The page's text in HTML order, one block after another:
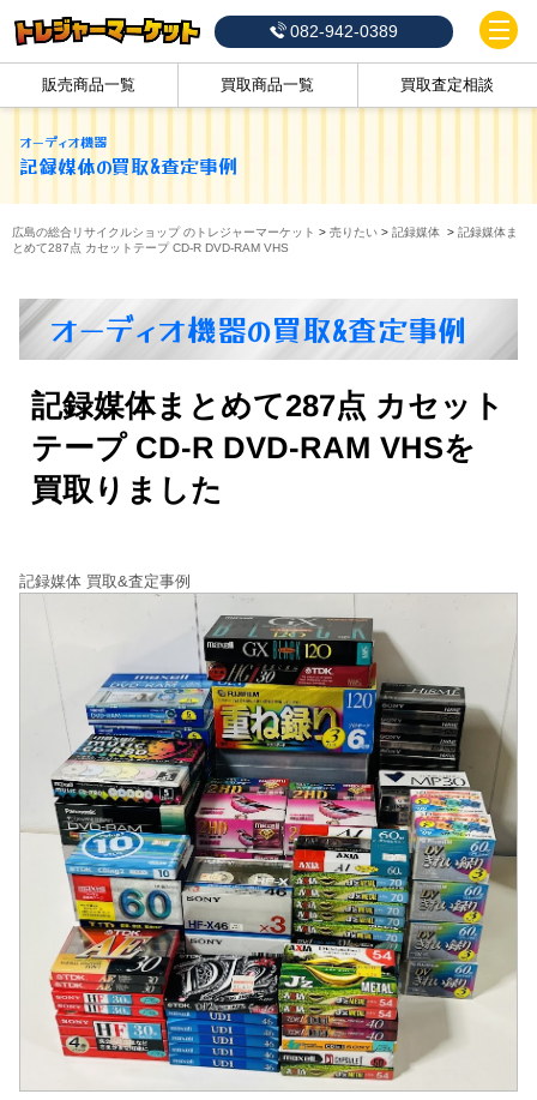
082-942-0389
販売商品一覧 買取商品一覧 買取査定相談
オーディオ機器
記録媒体の買取&査定事例
広島の総合リサイクルショップ のトレジャーマーケット > 売りたい > 記録媒体 > 記録媒体ま
とめて287点 カセットテープ CD-R DVD-RAM VHS
オーディオ機器の買取&査定事例
記録媒体まとめて287点 カセット
テープ CD-R DVD-RAM VHSを
買取りました
記録媒体 買取&査定事例